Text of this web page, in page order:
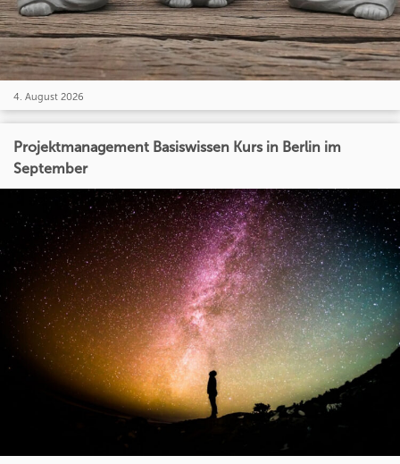
4. August 2026
Projektmanagement Basiswissen Kurs in Berlin im
September